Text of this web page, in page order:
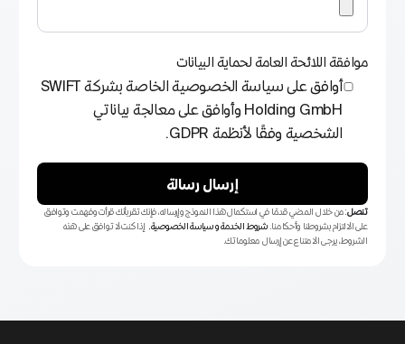
موافقة اللائحة العامة لحماية البيانات
أوافق على سياسة الخصوصية الخاصة بشركة SWIFT
Holding GmbH وأوافق على معالجة بياناتي
الشخصية وفقًا لأنظمة GDPR.
إرسال رسالة
تنصل:من خلال المضي قدمًا في استكمال هذا النموذج وإرساله، فإنك تقر بأنك قرأت وفهمت وتوافق
على الالتزام بشروطنا وأحكامنا. شروط الخدمةوسياسة الخصوصية
إذا كنت لا توافق على هذه
الشروط، يرجى الامتناع عن إرسال معلوماتك.